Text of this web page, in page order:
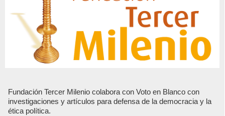
Fundación Tercer Milenio colabora con Voto en Blanco con
investigaciones y artículos para defensa de la democracia y la
ética política.